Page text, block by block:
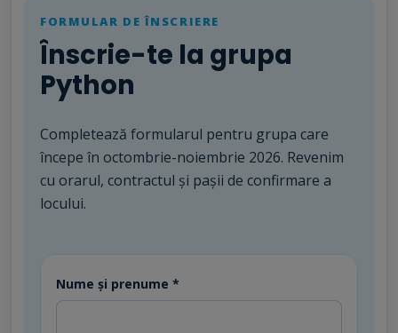
FORMULAR DE ÎNSCRIERE
Înscrie-te la grupa
Python
Completează formularul pentru grupa care
începe în octombrie-noiembrie 2026. Revenim
cu orarul, contractul și pașii de confirmare a
locului.
Website
Nume și prenume *